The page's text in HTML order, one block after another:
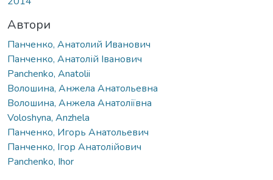
Автори
Панченко, Анатолий Иванович
Панченко, Анатолій Іванович
Panchenko, Anatolii
Волошина, Анжела Анатольевна
Волошина, Анжела Анатоліївна
Voloshyna, Anzhela
Панченко, Игорь Анатольевич
Панченко, Ігор Анатолійович
Panchenko, Ihor